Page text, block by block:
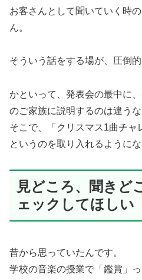
お客さんとして聞いていく時
ん。
そういう話をする場が、圧倒
かといって、発表会の最中に
のご家族に説明するのは違う
そこで、「クリスマス1曲チャ
というのを取り入れるようにな
見どころ、聞きど
ェックしてほしい
昔から思っていたんです。
学校の音楽の授業で「鑑賞」